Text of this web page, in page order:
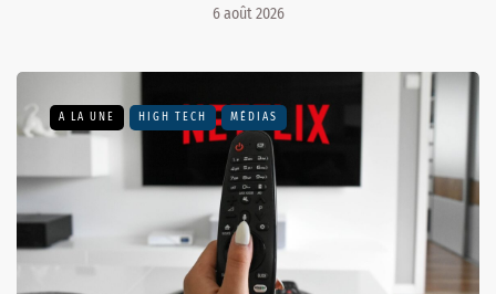
6 août 2026
A LA UNE HIGH TECH MÉDIAS